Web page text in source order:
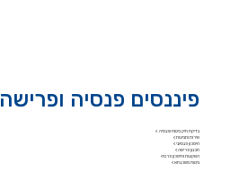
פיננסים פנסיה ופרישה
בדיקת תיק ביטוח ופנסיה >
שירות ותביעות >
חיסכון פנסיוני >
תכנון פרישה >
השקעות וחיסכון פרטי>
ביטוח משכנתא >